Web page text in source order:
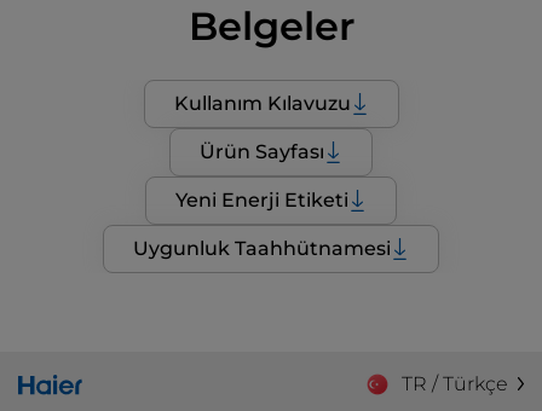
Belgeler
Kullanım Kılavuzu
Ürün Sayfası
Yeni Enerji Etiketi
Uygunluk Taahhütnamesi
TR / Türkçe